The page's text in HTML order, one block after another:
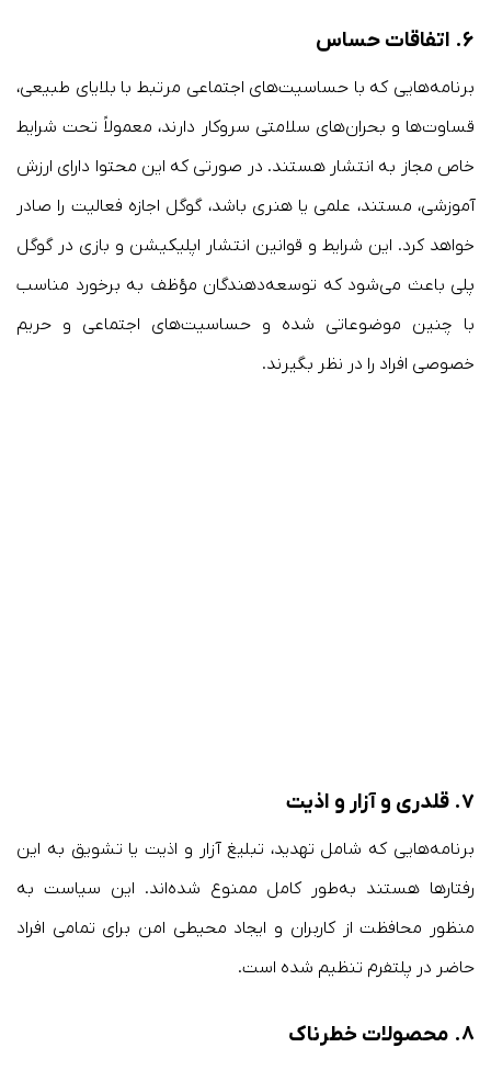
۶. اتفاقات حساس
برنامه‌هایی که با حساسیت‌های اجتماعی مرتبط با بلایای طبیعی،
قساوت‌ها و بحران‌های سلامتی سروکار دارند، معمولاً تحت شرایط
خاص مجاز به انتشار هستند. در صورتی که این محتوا دارای ارزش
آموزشی، مستند، علمی یا هنری باشد، گوگل اجازه فعالیت را صادر
خواهد کرد. این شرایط و قوانین انتشار اپلیکیشن و بازی در گوگل
پلی باعث می‌شود که توسعه‌دهندگان مؤظف به برخورد مناسب
با چنین موضوعاتی شده و حساسیت‌های اجتماعی و حریم
خصوصی افراد را در نظر بگیرند.
۷. قلدرى و آزار و اذیت
برنامه‌هایی که شامل تهدید، تبلیغ آزار و اذیت یا تشویق به این
رفتارها هستند به‌طور کامل ممنوع شده‌اند. این سیاست به
منظور محافظت از کاربران و ایجاد محیطی امن برای تمامی افراد
حاضر در پلتفرم تنظیم شده است.
۸. محصولات خطرناک